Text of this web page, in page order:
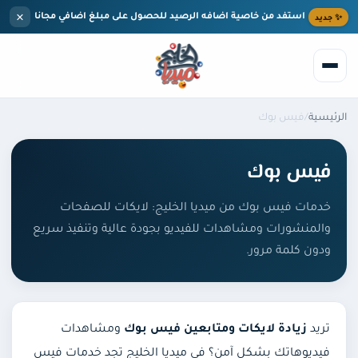
تخطى إلى المحتوى الرئيسي
✨ جديد استفد من خاصية اضافه الرصيد للحصول على مبلغ اضافي مجانا ×
الرئيسية
الخدمات
تيك توك
انستقرام
يوتيوب
المدونة
مركز المساعدة
من نحن
الرئيسية/فيس بوك
فيس بوك
خدمات فيس بوك من ميديا الخليج: لايكات للصفحات
والمنشورات ومشاهدات للفيديو بجودة عالية وتنفيذ سريع
ودون كلمة مرور.
تريد زيادة لايكات ومتابعين فيس بوك ومشاهدات
فيديوهاتك بشكل آمن؟ في ميديا الخليج تجد خدمات فيس